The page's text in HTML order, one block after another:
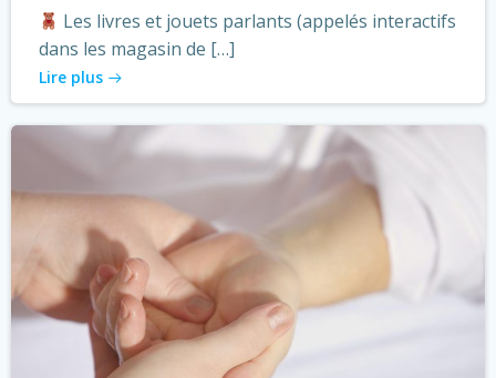
Les livres et jouets parlants (appelés interactifs
dans les magasin de […]
Lire plus